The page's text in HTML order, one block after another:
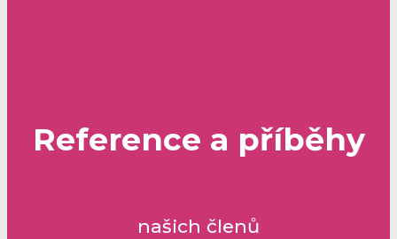
Reference a příběhy
našich členů